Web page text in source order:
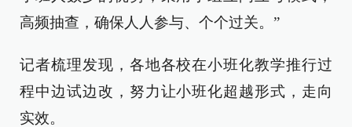
高频抽查，确保人人参与、个个过关。”
记者梳理发现，各地各校在小班化教学推行过
程中边试边改，努力让小班化超越形式，走向
实效。